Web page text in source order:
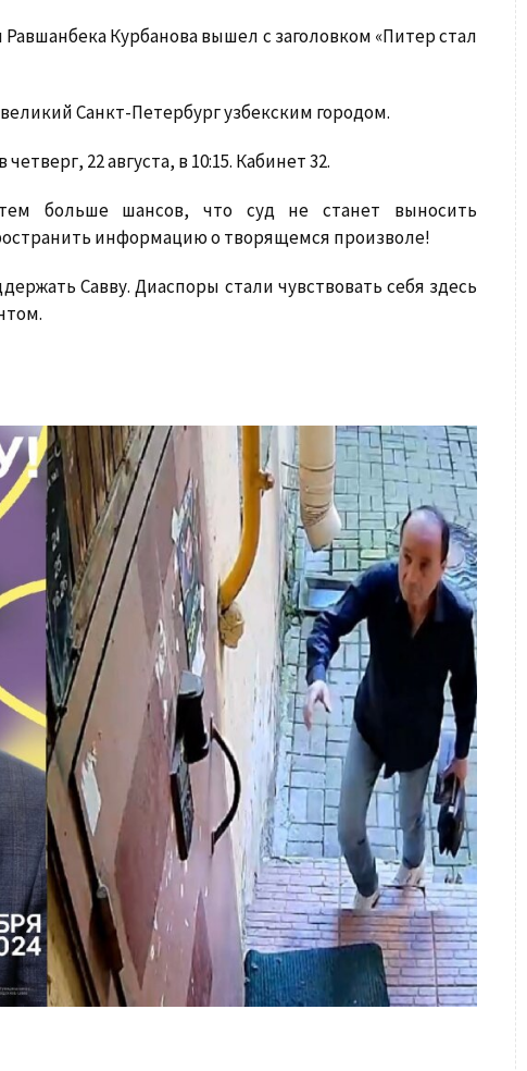
Курбанова вышел с заголовком «Питер стал
Санкт-Петербург узбекским городом.
22 августа, в 10:15. Кабинет 32.
больше шансов, что суд не станет выносить
информацию о творящемся произволе!
Савву. Диаспоры стали чувствовать себя здесь